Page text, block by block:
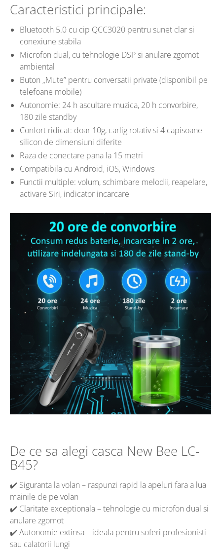
Caracteristici principale:
Bluetooth 5.0 cu cip QCC3020 pentru sunet clar si
conexiune stabila
Microfon dual, cu tehnologie DSP si anulare zgomot
ambiental
Buton „Mute” pentru conversatii private (disponibil pe
telefoane mobile)
Autonomie: 24 h ascultare muzica, 20 h convorbire,
180 zile standby
Confort ridicat: doar 10g, carlig rotativ si 4 capisoane
silicon de dimensiuni diferite
Raza de conectare pana la 15 metri
Compatibila cu Android, iOS, Windows
Functii multiple: volum, schimbare melodii, reapelare,
activare Siri, indicator incarcare
De ce sa alegi casca New Bee LC-
B45?
✔️ Siguranta la volan – raspunzi rapid la apeluri fara a lua
mainile de pe volan
✔️ Claritate exceptionala – tehnologie cu microfon dual si
anulare zgomot
✔️ Autonomie extinsa – ideala pentru soferi profesionisti
sau calatorii lungi